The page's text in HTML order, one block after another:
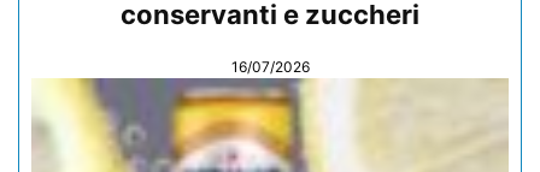
conservanti e zuccheri
16/07/2026